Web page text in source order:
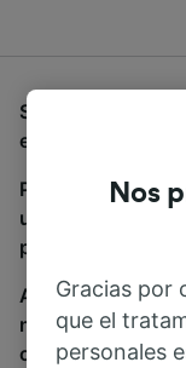
Si estás
estás en el sitio
Para encontrar
una búsqueda y
precios tanto de
A donde quiera
nosotros.
compañías de
Nos
Gracias por
que el
personales